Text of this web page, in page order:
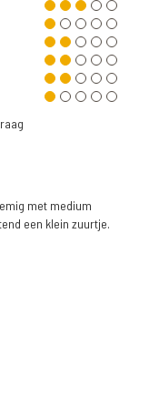
met medium
een klein zuurtje.